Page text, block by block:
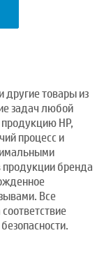
другие товары из
задач любой
HP,
процесс и
продукции бренда
Все